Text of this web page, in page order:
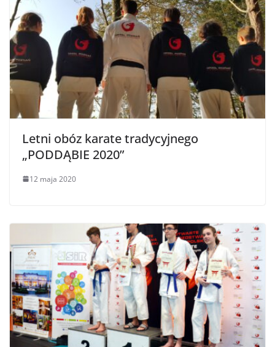
Letni obóz karate tradycyjnego
„PODDĄBIE 2020”
12 maja 2020